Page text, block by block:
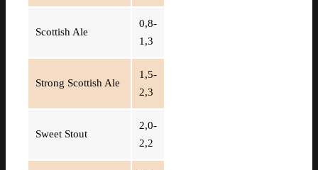
Scottish Ale
0,8-
1,3
Strong Scottish Ale
1,5-
2,3
Sweet Stout
2,0-
2,2